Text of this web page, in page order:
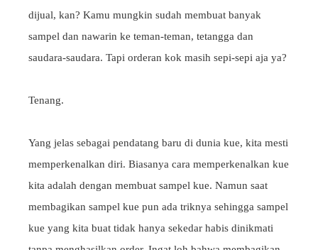
dijual, kan? Kamu mungkin sudah membuat banyak
sampel dan nawarin ke teman-teman, tetangga dan
saudara-saudara. Tapi orderan kok masih sepi-sepi aja ya?
Tenang.
Yang jelas sebagai pendatang baru di dunia kue, kita mesti
memperkenalkan diri. Biasanya cara memperkenalkan kue
kita adalah dengan membuat sampel kue. Namun saat
membagikan sampel kue pun ada triknya sehingga sampel
kue yang kita buat tidak hanya sekedar habis dinikmati